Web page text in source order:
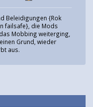
Beleidigungen {Rok
failsafe}, die Mods
Mobbing weiterging,
Grund, wieder
aus.